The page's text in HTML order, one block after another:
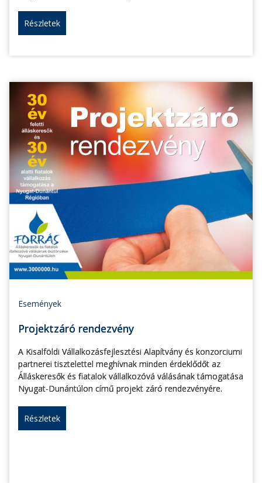
Részletek
Események
Projektzáró rendezvény
A Kisalföldi Vállalkozásfejlesztési Alapítvány és konzorciumi
partnerei tisztelettel meghívnak minden érdeklődőt az
Álláskeresők és fiatalok vállalkozóvá válásának támogatása
Nyugat-Dunántúlon című projekt záró rendezvényére.
Részletek